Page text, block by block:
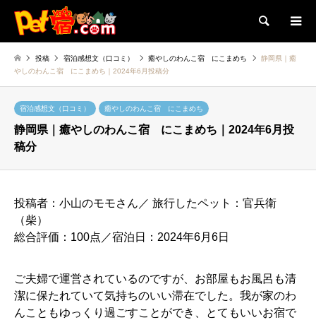
検索
投稿 宿泊感想文（口コミ） 癒やしのわんこ宿 にこまめち
静岡県｜癒
やしのわんこ宿 にこまめち｜2024年6月投稿分
宿泊感想文（口コミ） 癒やしのわんこ宿 にこまめち
静岡県｜癒やしのわんこ宿 にこまめち｜2024年6月投
稿分
投稿者：小山のモモさん／ 旅行したペット：官兵衛
（柴）
総合評価：100点／宿泊日：2024年6月6日
ご夫婦で運営されているのですが、お部屋もお風呂も清
潔に保たれていて気持ちのいい滞在でした。我が家のわ
んこともゆっくり過ごすことができ、とてもいいお宿で